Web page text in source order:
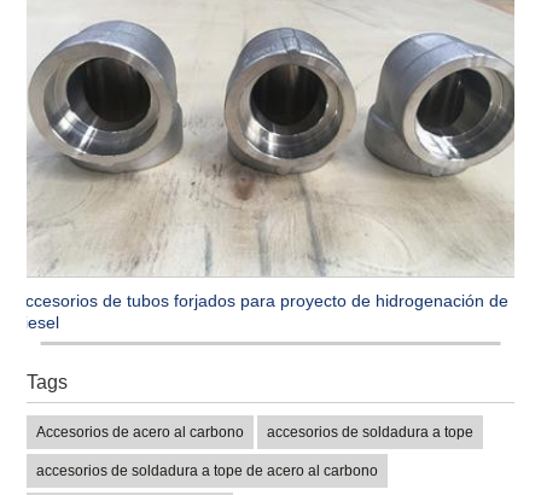
Accesorios de tubos forjados para proyecto de hidrogenación de
diesel
Tags
Accesorios de acero al carbono accesorios de soldadura a tope
accesorios de soldadura a tope de acero al carbono